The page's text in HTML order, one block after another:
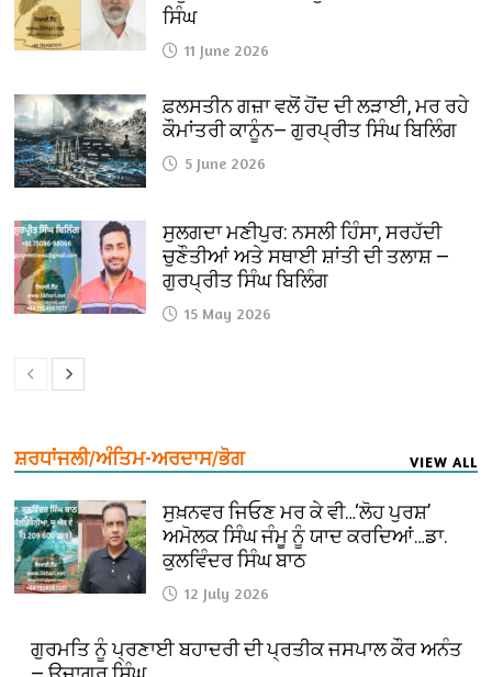
ਸਿੰਘ
11 June 2026
ਫ਼ਲਸਤੀਨ ਗਜ਼ਾ ਵਲੋਂ ਹੋਂਦ ਦੀ ਲੜਾਈ, ਮਰ ਰਹੇ
ਕੌਮਾਂਤਰੀ ਕਾਨੂੰਨ— ਗੁਰਪ੍ਰੀਤ ਸਿੰਘ ਬਿਲਿੰਗ
5 June 2026
ਸੁਲਗਦਾ ਮਣੀਪੁਰ: ਨਸਲੀ ਹਿੰਸਾ, ਸਰਹੱਦੀ
ਚੁਣੌਤੀਆਂ ਅਤੇ ਸਥਾਈ ਸ਼ਾਂਤੀ ਦੀ ਤਲਾਸ਼ —
ਗੁਰਪ੍ਰੀਤ ਸਿੰਘ ਬਿਲਿੰਗ
15 May 2026
ਸ਼ਰਧਾਂਜਲੀ/ਅੰਤਿਮ-ਅਰਦਾਸ/ਭੋਗ VIEW ALL
ਸੁਖ਼ਨਵਰ ਜਿਓਣ ਮਰ ਕੇ ਵੀ…‘ਲੋਹ ਪੁਰਸ਼’
ਅਮੋਲਕ ਸਿੰਘ ਜੰਮੂ ਨੂੰ ਯਾਦ ਕਰਦਿਆਂ…ਡਾ.
ਕੁਲਵਿੰਦਰ ਸਿੰਘ ਬਾਠ
12 July 2026
ਗੁਰਮਤਿ ਨੂੰ ਪ੍ਰਣਾਈ ਬਹਾਦਰੀ ਦੀ ਪ੍ਰਤੀਕ ਜਸਪਾਲ ਕੌਰ ਅਨੰਤ